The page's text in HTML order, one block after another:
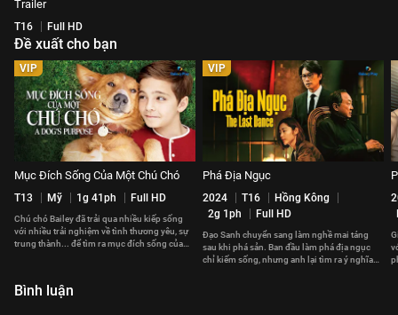
Trailer
T16 Full HD
Đề xuất cho bạn
VIP
Mục Đích Sống Của Một Chú Chó
T13 Mỹ 1g 41ph Full HD
Chú chó Bailey đã trải qua nhiều kiếp sống
với nhiều trải nghiệm về tình thương yêu, sự
trung thành... để tìm ra mục đích sống của
VIP
Phá Địa Ngục
2024 T16
Hồng Kông
2g 1ph
Full HD
Đạo Sanh chuyển sang làm nghề mai táng
sau khi phá sản. Ban đầu làm phá địa ngục
chỉ kiếm sống, nhưng anh lại tìm ra ý nghĩa
Bình luận